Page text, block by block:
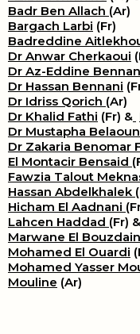
Badr Ben Allach (Ar)
Bargach Larbi (Fr)
Badreddine
Dr Anwar Cherkaoui
Dr Az-Eddine
Dr Hassan Bennani
Dr Idriss Qorich (Ar)
Dr Khalid Fathi (Fr) &
Dr Mustapha
Dr Zakaria Benomar
El Montacir Bensaid
Fawzia Talout
Hassan Abdelkhalek
Hicham El Aadnani
Lahcen Haddad (Fr) &
Marwane El
Mohamed El Ouardi
Mohamed Yasser
Mouline (Ar)